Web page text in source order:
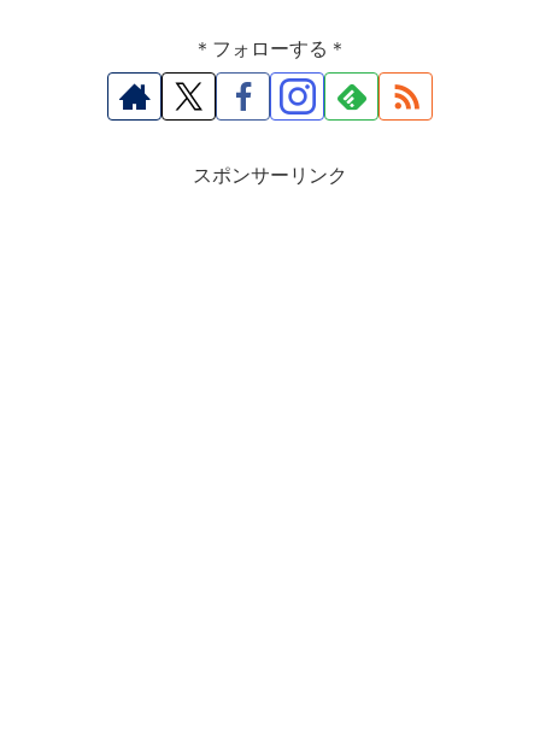
＊フォローする＊
スポンサーリンク